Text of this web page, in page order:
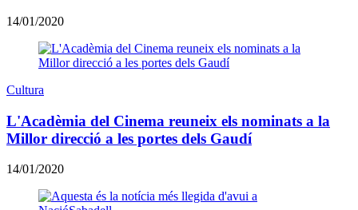
14/01/2020
Cultura
L'Acadèmia del Cinema reuneix els nominats a la
Millor direcció a les portes dels Gaudí
14/01/2020